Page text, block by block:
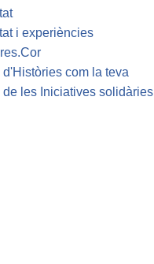
i experiències
d'Històries com la teva
de les Iniciatives solidàries